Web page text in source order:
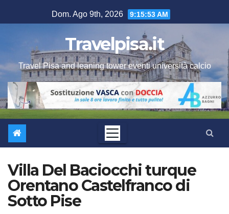
al
Dom. Ago 9th, 2026 9:15:53 AM
Travelpisa.it
Travel Pisa and leaning tower eventi università calcio
Villa Del Baciocchi turque
Orentano Castelfranco di
Sotto Pise